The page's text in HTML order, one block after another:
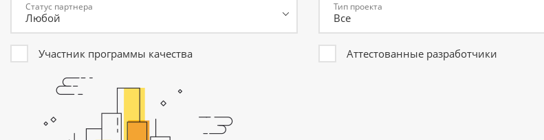
Статус партнера Тип проекта
Участник программы качества Аттестованные разработчики